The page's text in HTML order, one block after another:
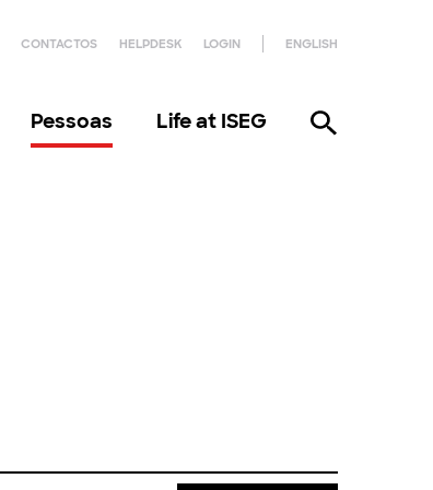
CONTACTOS HELPDESK LOGIN ENGLISH
Pessoas Life at ISEG